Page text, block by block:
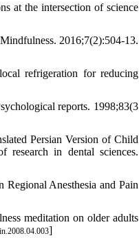
at the intersection of science
2016;7(2):504-13.
refrigeration for reducing
reports. 1998;83(3
Persian Version of Child
in dental sciences.
Anesthesia and Pain
meditation on older adults
]